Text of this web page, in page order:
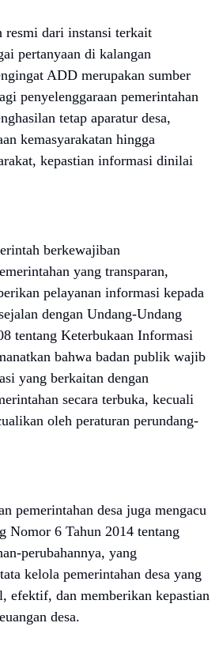
resmi dari instansi terkait
pertanyaan di kalangan
ADD merupakan sumber
penyelenggaraan pemerintahan
tetap aparatur desa,
kemasyarakatan hingga
kepastian informasi dinilai
berkewajiban
yang transparan,
pelayanan informasi kepada
dengan Undang-Undang
tentang Keterbukaan Informasi
bahwa badan publik wajib
yang berkaitan dengan
secara terbuka, kecuali
oleh peraturan perundang-
pemerintahan desa juga mengacu
Nomor 6 Tahun 2014 tentang
perubahannya, yang
kelola pemerintahan desa yang
efektif, dan memberikan kepastian
desa.